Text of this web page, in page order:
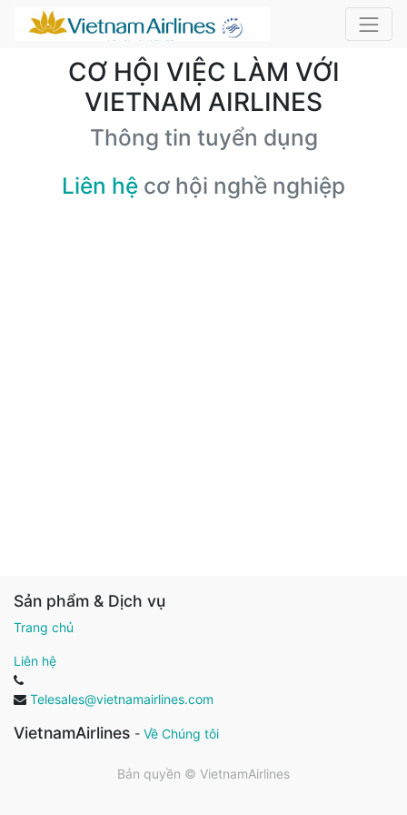
CƠ HỘI VIỆC LÀM VỚI
VIETNAM AIRLINES
Thông tin tuyển dụng
Liên hệ cơ hội nghề nghiệp
Sản phẩm & Dịch vụ
Trang chủ
Liên hệ
Telesales@vietnamairlines.com
VietnamAirlines - Về Chúng tôi
Bản quyền © VietnamAirlines